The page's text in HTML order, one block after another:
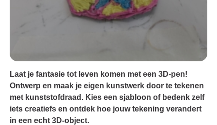
Laat je fantasie tot leven komen met een 3D-pen!
Ontwerp en maak je eigen kunstwerk door te tekenen
met kunststofdraad. Kies een sjabloon of bedenk zelf
iets creatiefs en ontdek hoe jouw tekening verandert
in een echt 3D-object.